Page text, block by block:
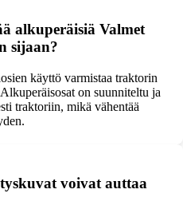
alkuperäisiä Valmet
sijaan?
käyttö varmistaa traktorin
on suunniteltu ja
traktoriin, mikä vähentää
voivat auttaa